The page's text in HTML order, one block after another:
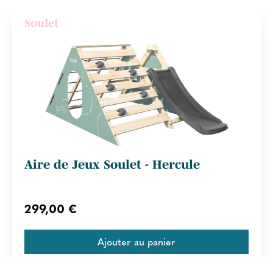
Soulet
Aire de Jeux Soulet - Hercule
299,00 €